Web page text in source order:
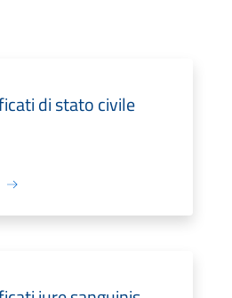
di stato civile